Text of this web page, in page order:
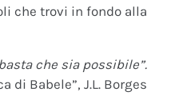
che trovi in fondo alla
che sia possibile”.
di Babele”, J.L. Borges